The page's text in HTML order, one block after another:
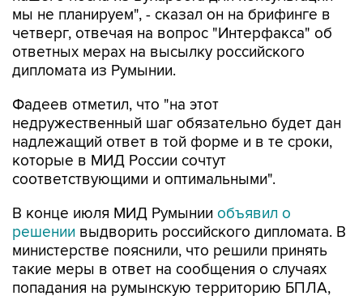
мы не планируем", - сказал он на брифинге в
четверг, отвечая на вопрос "Интерфакса" об
ответных мерах на высылку российского
дипломата из Румынии.
Фадеев отметил, что "на этот
недружественный шаг обязательно будет дан
надлежащий ответ в той форме и в те сроки,
которые в МИД России сочтут
соответствующими и оптимальными".
В конце июля МИД Румынии объявил о
решении выдворить российского дипломата. В
министерстве пояснили, что решили принять
такие меры в ответ на сообщения о случаях
попадания на румынскую территорию БПЛА,